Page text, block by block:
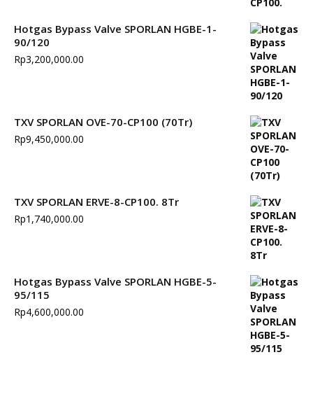
Hotgas Bypass Valve SPORLAN HGBE-1-
90/120
Rp3,200,000.00
TXV SPORLAN OVE-70-CP100 (70Tr)
Rp9,450,000.00
TXV SPORLAN ERVE-8-CP100. 8Tr
Rp1,740,000.00
Hotgas Bypass Valve SPORLAN HGBE-5-
95/115
Rp4,600,000.00